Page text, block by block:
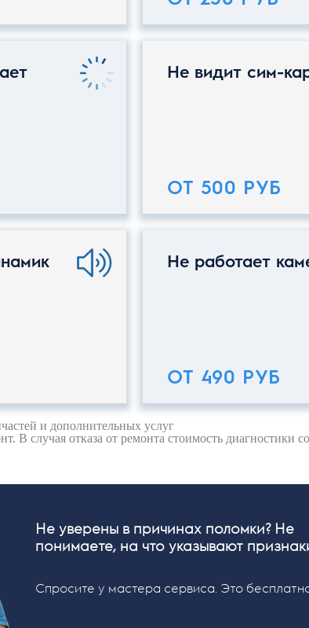
Не видит сим-
ОТ 500 РУБ
Не работает
ОТ 490 РУБ
и дополнительных услуг
В случая отказа от ремонта стоимость диагностики
Не уверены в причинах поломки? Не
понимаете, на что указывают
Спросите у мастера сервиса. Это